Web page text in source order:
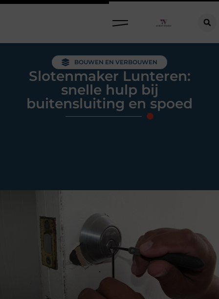
BOUWEN EN VERBOUWEN
Slotenmaker Lunteren:
snelle hulp bij
buitensluiting en spoed